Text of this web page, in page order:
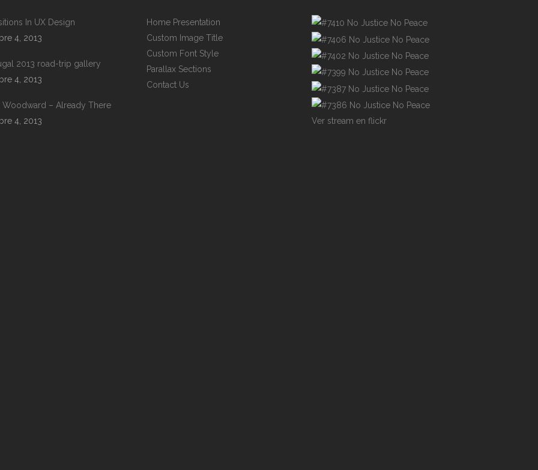
In UX Design
4, 2013
2013 road-trip gallery
4, 2013
Woodward – Already There
4, 2013
Home Presentation
Custom Image Title
Custom Font Style
Parallax Sections
Contact Us
Ver stream en flickr